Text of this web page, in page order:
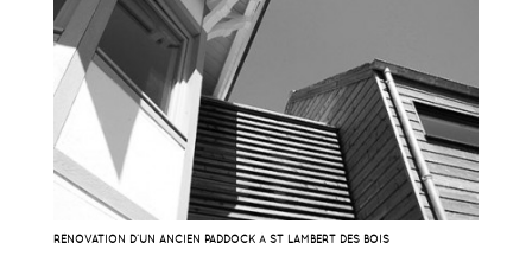
RÉNOVATION D’UN ANCIEN PADDOCK À ST LAMBERT DES BOIS